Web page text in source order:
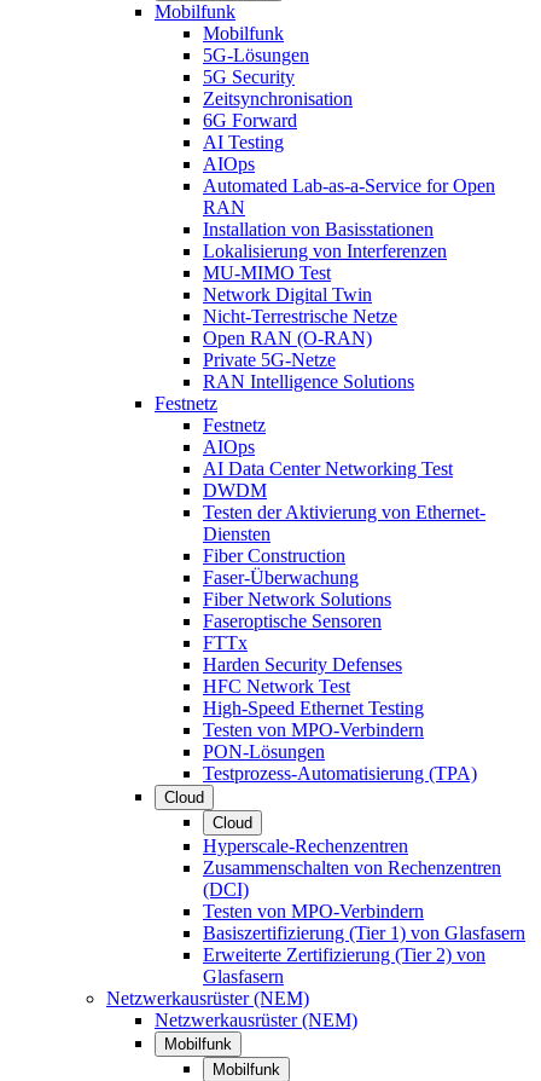
Mobilfunk
Mobilfunk
5G-Lösungen
5G Security
Zeitsynchronisation
6G Forward
AI Testing
AIOps
Automated Lab-as-a-Service for Open
RAN
Installation von Basisstationen
Lokalisierung von Interferenzen
MU-MIMO Test
Network Digital Twin
Nicht-Terrestrische Netze
Open RAN (O-RAN)
Private 5G-Netze
RAN Intelligence Solutions
Festnetz
Festnetz
AIOps
AI Data Center Networking Test
DWDM
Testen der Aktivierung von Ethernet-
Diensten
Fiber Construction
Faser-Überwachung
Fiber Network Solutions
Faseroptische Sensoren
FTTx
Harden Security Defenses
HFC Network Test
High-Speed Ethernet Testing
Testen von MPO-Verbindern
PON-Lösungen
Testprozess-Automatisierung (TPA)
Cloud
Cloud
Hyperscale-Rechenzentren
Zusammenschalten von Rechenzentren
(DCI)
Testen von MPO-Verbindern
Basiszertifizierung (Tier 1) von Glasfasern
Erweiterte Zertifizierung (Tier 2) von
Glasfasern
Netzwerkausrüster (NEM)
Netzwerkausrüster (NEM)
Mobilfunk
Mobilfunk